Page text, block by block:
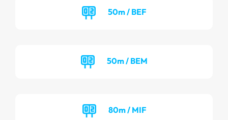
50m / BEF
50m / BEM
80m / MIF